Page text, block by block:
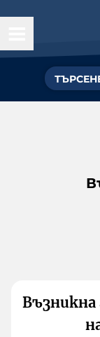
Възникна